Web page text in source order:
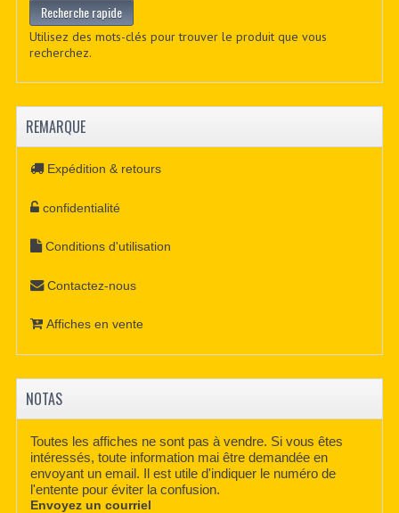
Utilisez des mots-clés pour trouver le produit que vous
recherchez.
REMARQUE
Expédition & retours
confidentialité
Conditions d'utilisation
Contactez-nous
Affiches en vente
NOTAS
Toutes les affiches ne sont pas à vendre. Si vous êtes
intéressés, toute information mai être demandée en
envoyant un email. Il est utile d'indiquer le numéro de
l'entente pour éviter la confusion.
Envoyez un courriel